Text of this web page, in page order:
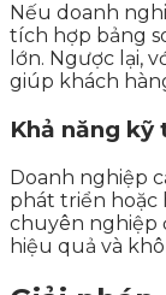
Nếu doanh
tích hợp bảng
lớn. Ngược lại,
giúp khách
Khả năng kỹ
Doanh nghiệp
phát triển hoặc
chuyên nghiệp
hiệu quả và